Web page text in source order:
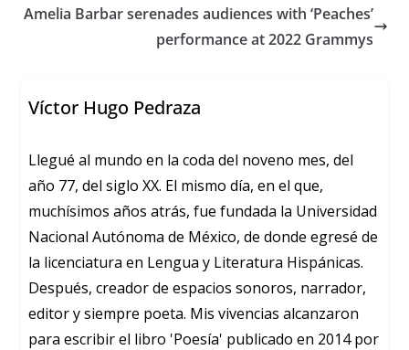
Amelia Barbar serenades audiences with ‘Peaches’
performance at 2022 Grammys
Víctor Hugo Pedraza
Llegué al mundo en la coda del noveno mes, del
año 77, del siglo XX. El mismo día, en el que,
muchísimos años atrás, fue fundada la Universidad
Nacional Autónoma de México, de donde egresé de
la licenciatura en Lengua y Literatura Hispánicas.
Después, creador de espacios sonoros, narrador,
editor y siempre poeta. Mis vivencias alcanzaron
para escribir el libro 'Poesía' publicado en 2014 por